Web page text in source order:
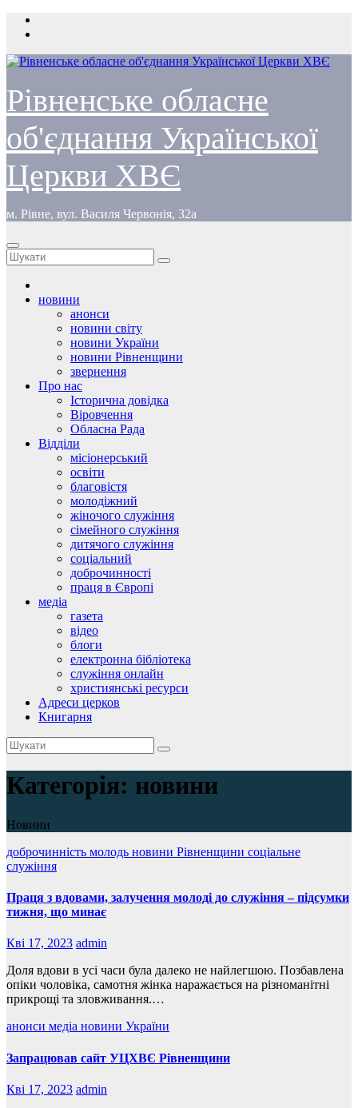
Перейти
Рівненське обласне
об'єднання Української
Церкви ХВЄ
м. Рівне, вул. Василя Червонія, 32а
новини
анонси
новини світу
новини України
новини Рівненщини
звернення
Про нас
Історична довідка
Віровчення
Обласна Рада
Відділи
місіонерський
освіти
благовістя
молодіжний
жіночого служіння
сімейного служіння
дитячого служіння
соціальний
доброчинності
праця в Європі
медіа
газета
відео
блоги
електронна бібліотека
служіння онлайн
християнські ресурси
Адреси церков
Книгарня
Категорія: новини
Новини
доброчинність молодь новини Рівненщини соціальне
служіння
Праця з вдовами, залучення молоді до служіння – підсумки
тижня, що минає
Кві 17, 2023 admin
Доля вдови в усі часи була далеко не найлегшою. Позбавлена
опіки чоловіка, самотня жінка наражається на різноманітні
прикрощі та зловживання.…
анонси медіа новини України
Запрацював сайт УЦХВЄ Рівненщини
Кві 17, 2023 admin